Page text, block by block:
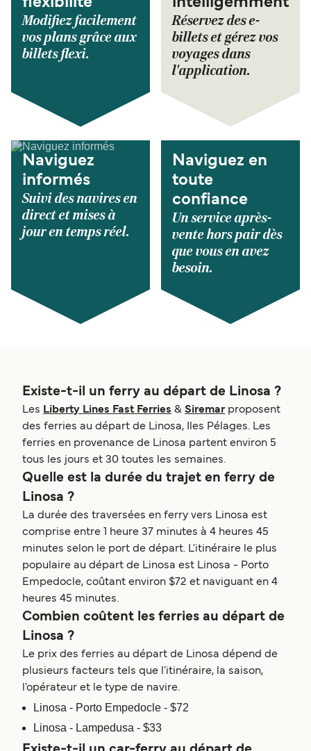
Modifiez facilement
vos plans grâce aux
billets flexi.
Réservez des e-
billets et gérez vos
voyages dans
l'application.
Naviguez
informés
Suivi des navires en
direct et mises à
jour en temps réel.
Naviguez en
toute
confiance
Un service après-
vente hors pair dès
que vous en avez
besoin.
Existe-t-il un ferry au départ de Linosa ?
Les Liberty Lines Fast Ferries & Siremar proposent
des ferries au départ de Linosa, Iles Pélages. Les
ferries en provenance de Linosa partent environ 5
tous les jours et 30 toutes les semaines.
Quelle est la durée du trajet en ferry de
Linosa ?
La durée des traversées en ferry vers Linosa est
comprise entre 1 heure 37 minutes à 4 heures 45
minutes selon le port de départ. L'itinéraire le plus
populaire au départ de Linosa est Linosa - Porto
Empedocle, coûtant environ $72 et naviguant en 4
heures 45 minutes.
Combien coûtent les ferries au départ de
Linosa ?
Le prix des ferries au départ de Linosa dépend de
plusieurs facteurs tels que l'itinéraire, la saison,
l'opérateur et le type de navire.
Linosa - Porto Empedocle - $72
Linosa - Lampedusa - $33